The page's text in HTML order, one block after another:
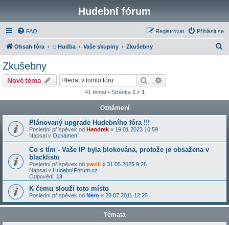
Hudební fórum
FAQ Přihlásit se
Registrovat
Obsah fóra :: Hudba Vaše skupiny Zkušebny
Zkušebny
Nové téma Hledat
41 témat • Stránka 1 z 1
Oznámení
Plánovaný upgrade Hudebního fóra !!!
Poslední příspěvek od Hendrek « 19.01.2023 10:59
Napsal v Oznámení
Co s tím - Vaše IP byla blokována, protože je obsažena v
blacklistu
Poslední příspěvek od pavlii « 31.05.2025 9:26
Napsal v HudebníFórum.cz
Odpovědi: 13
K čemu slouží toto místo
Poslední příspěvek od Nero « 28.07.2011 12:25
Témata